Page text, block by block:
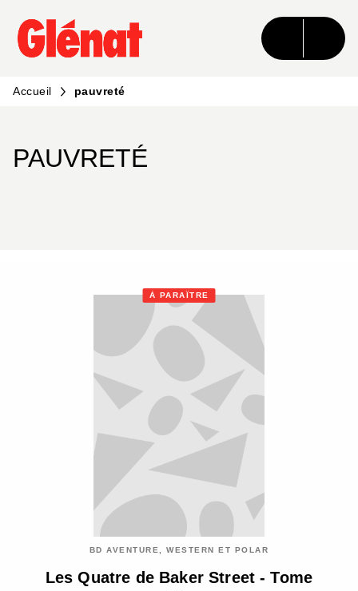
MENU RECHERCHE CONTENU
PIED DE PAGE
Accueil pauvreté
PAUVRETÉ
À PARAÎTRE
BD AVENTURE, WESTERN ET POLAR
Les Quatre de Baker Street - Tome